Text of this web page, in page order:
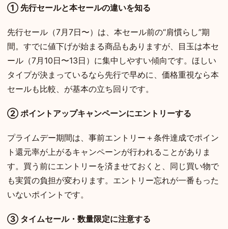
① 先行セールと本セールの違いを知る
先行セール（7月7日〜）は、本セール前の“肩慣らし”期
間。すでに値下げが始まる商品もありますが、目玉は本セ
ール（7月10日〜13日）に集中しやすい傾向です。ほしい
タイプが決まっているなら先行で早めに、価格重視なら本
セールも比較、が基本の立ち回りです。
② ポイントアップキャンペーンにエントリーする
プライムデー期間は、事前エントリー＋条件達成でポイン
ト還元率が上がるキャンペーンが行われることがありま
す。買う前にエントリーを済ませておくと、同じ買い物で
も実質の負担が変わります。エントリー忘れが一番もった
いないポイントです。
③ タイムセール・数量限定に注意する